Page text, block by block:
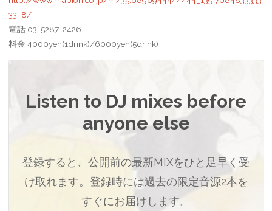
33_8/
電話 03-5287-2426
料金 4000yen(1drink)/6000yen(5drink)
Listen to DJ mixes before
anyone else
登録すると、公開前の最新MIXをひと足早く受
け取れます。登録時には過去の限定音源2本を
すぐにお届けします。